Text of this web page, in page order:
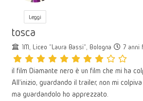
Leggi
tosca
1M, Liceo "Laura Bassi", Bologna 7 anni
il film Diamante nero è un film che mi ha
All'inizio, guardando il trailer, non mi
ma guardandolo ho apprezzato.